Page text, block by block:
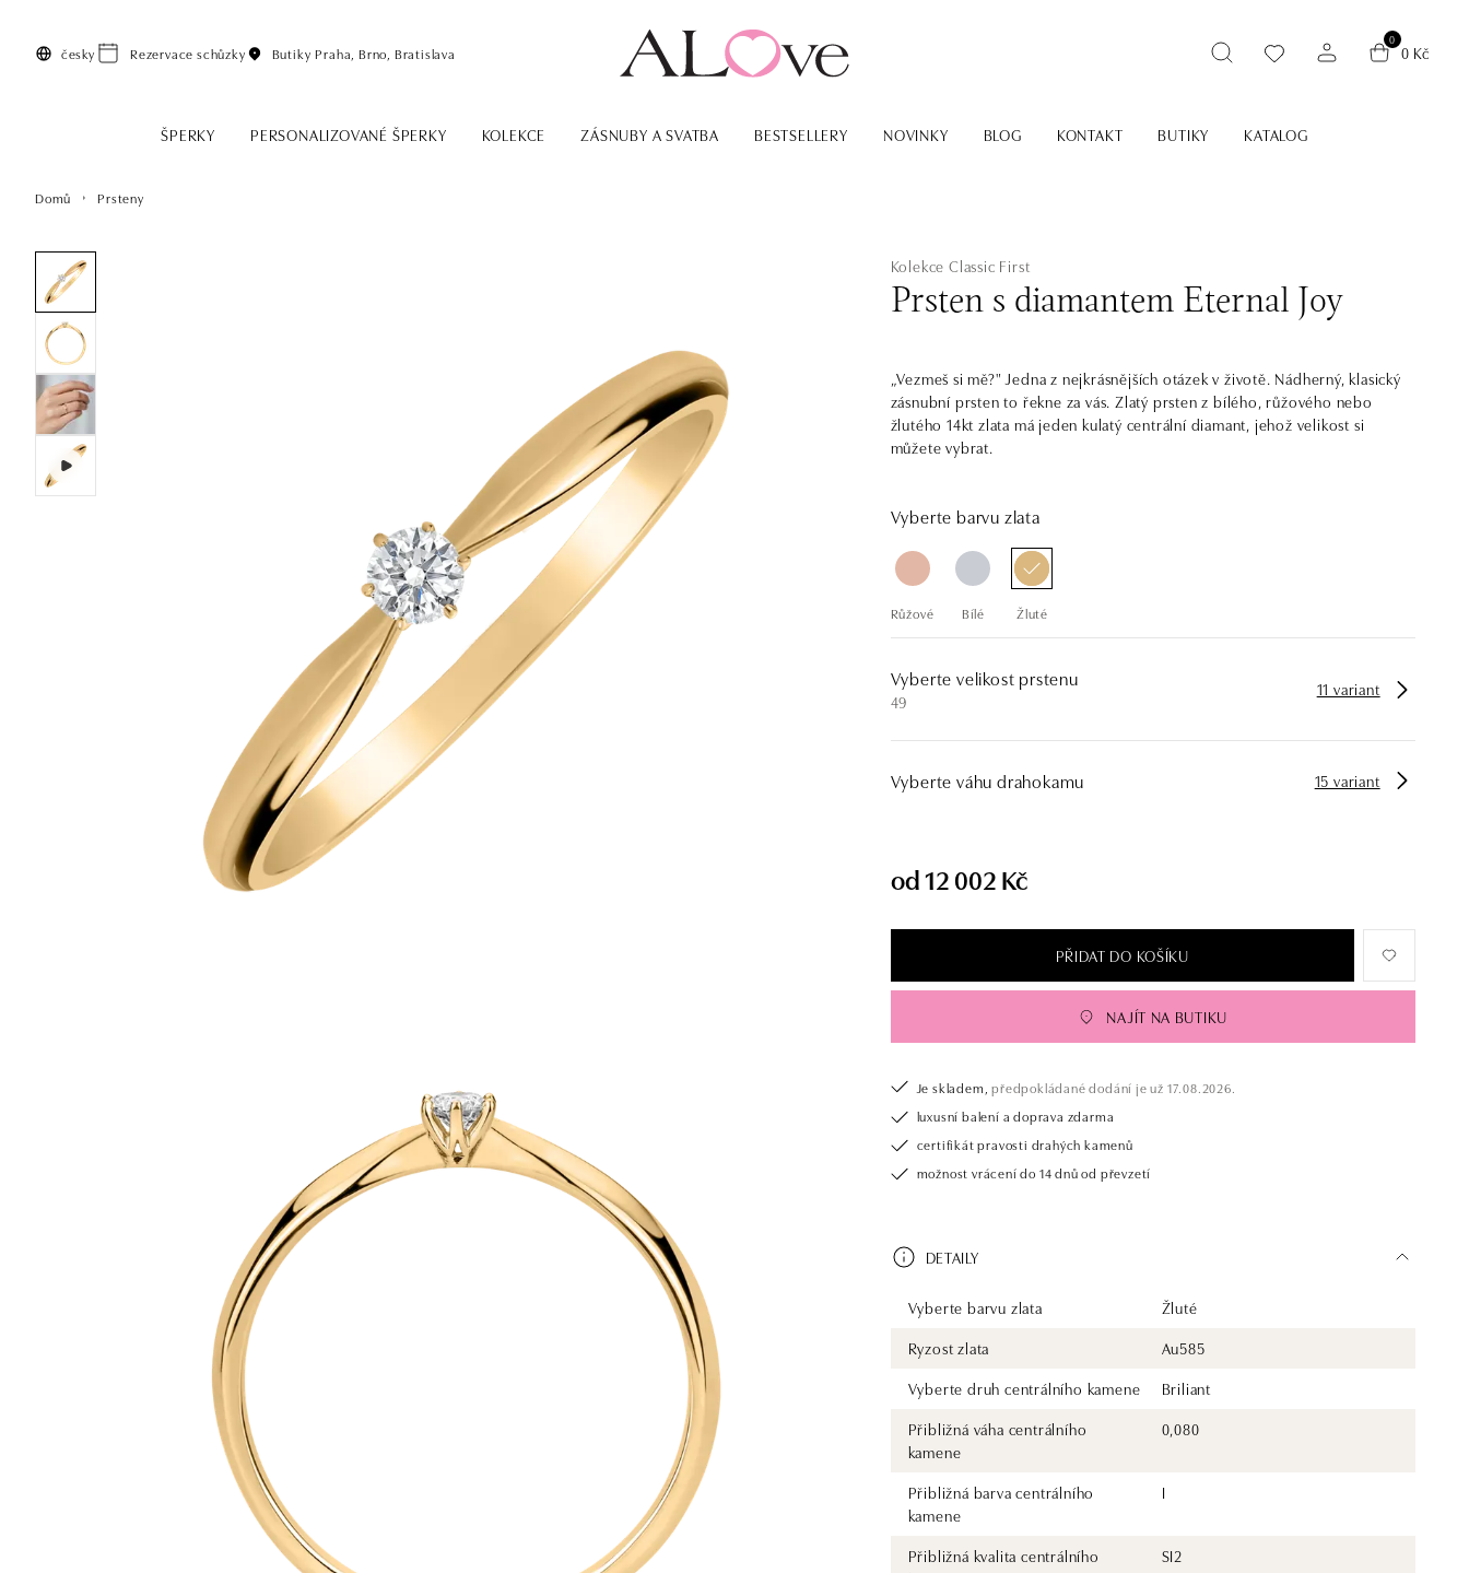
česky Rezervace schůzky Butiky Praha, Brno, Bratislava
0
0 Kč
ŠPERKY PERSONALIZOVANÉ ŠPERKY KOLEKCE ZÁSNUBY A SVATBA BESTSELLERY NOVINKY BLOG KONTAKT BUTIKY KATALOG
Domů Prsteny
Kolekce Classic First
Prsten s diamantem Eternal Joy
„Vezmeš si mě?" Jedna z nejkrásnějších otázek v životě. Nádherný, klasický
zásnubní prsten to řekne za vás. Zlatý prsten z bílého, růžového nebo
žlutého 14kt zlata má jeden kulatý centrální diamant, jehož velikost si
můžete vybrat.
Vyberte barvu zlata
Růžové Bílé Žluté
Vyberte velikost prstenu
49
11 variant
Vyberte váhu drahokamu 15 variant
od 12 002 Kč
PŘIDAT DO KOŠÍKU
NAJÍT NA BUTIKU
Je skladem, předpokládané dodání je už 17.08.2026.
luxusní balení a doprava zdarma
certifikát pravosti drahých kamenů
možnost vrácení do 14 dnů od převzetí
DETAILY
Vyberte barvu zlata
Žluté
Ryzost zlata
Au585
Vyberte druh centrálního kamene
Briliant
Přibližná váha centrálního
kamene
0,080
Přibližná barva centrálního
kamene
I
Přibližná kvalita centrálního
SI2